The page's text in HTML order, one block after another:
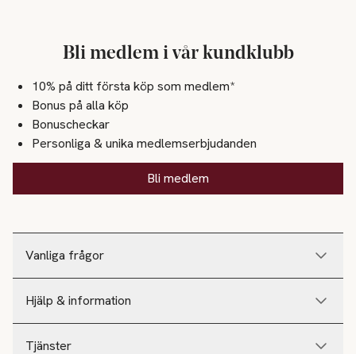
Vanliga frågor
Hjälp & information
Tjänster
Bli medlem i vår kundklubb
10% på ditt första köp som medlem*
Bonus på alla köp
Bonuscheckar
Personliga & unika medlemserbjudanden
Bli medlem